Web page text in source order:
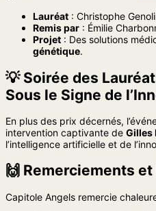
Lauréat : Christophe
Remis par : Émilie
Projet : Des solutions
génétique.
💡 Soirée des
Sous le Signe de
En plus des prix décernés,
intervention captivante de Gilles
l’intelligence artificielle et de
🙌 Remerciements
Capitole Angels remercie